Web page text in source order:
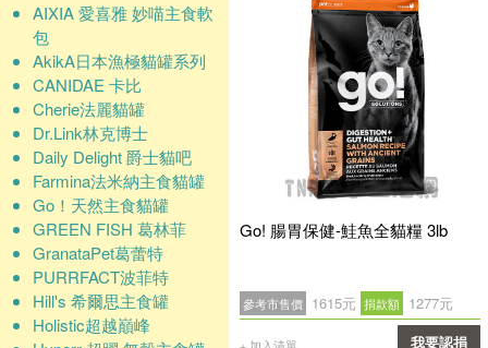
AIXIA 愛喜雅 妙喵主食軟
包
AkikA日本漁極貓罐系列
CANIDAE 卡比
Cherie法麗貓罐
Dr.Link林克博士
Daily Delight 爵士貓吧
Farmina法米納主食貓罐
Go！天然主食貓罐
GREEN FISH 葛林菲
GranataPet葛蕾特
PURRFACT波菲特
Hill's 希爾思主食罐
Holistic超越巔峰
Go! 腸胃保健-鮭魚全貓糧 3lb
參考市售價 1615元 捐款額 1277元
我要認捐